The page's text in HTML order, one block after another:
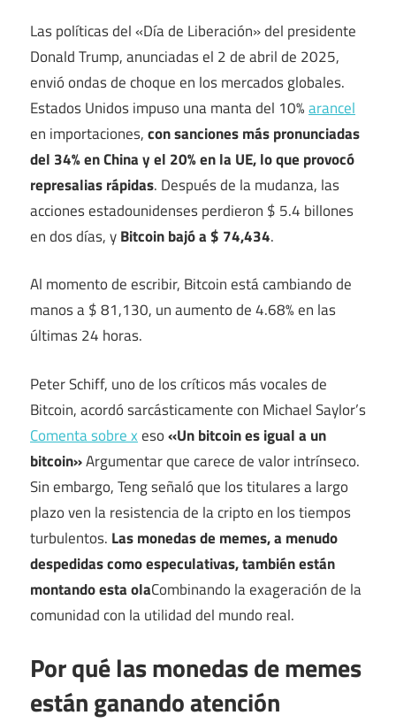
Las políticas del «Día de Liberación» del presidente
Donald Trump, anunciadas el 2 de abril de 2025,
envió ondas de choque en los mercados globales.
Estados Unidos impuso una manta del 10%arancel
en importaciones,con sanciones más pronunciadas
del 34% en China y el 20% en la UE, lo que provocó
represalias rápidas. Después de la mudanza, las
acciones estadounidenses perdieron $ 5.4 billones
en dos días, yBitcoin bajó a $ 74,434.
Al momento de escribir, Bitcoin está cambiando de
manos a $ 81,130, un aumento de 4.68% en las
últimas 24 horas.
Peter Schiff, uno de los críticos más vocales de
Bitcoin, acordó sarcásticamente con Michael Saylor’s
Comenta sobre xeso«Un bitcoin es igual a un
bitcoin»Argumentar que carece de valor intrínseco.
Sin embargo, Teng señaló que los titulares a largo
plazo ven la resistencia de la cripto en los tiempos
turbulentos. Las monedas de memes, a menudo
despedidas como especulativas, también están
montando esta olaCombinando la exageración de la
comunidad con la utilidad del mundo real.
Por qué las monedas de memes
están ganando atención